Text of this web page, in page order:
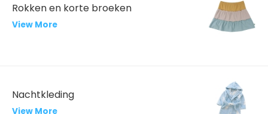
Rokken en korte broeken
View More
Nachtkleding
View More